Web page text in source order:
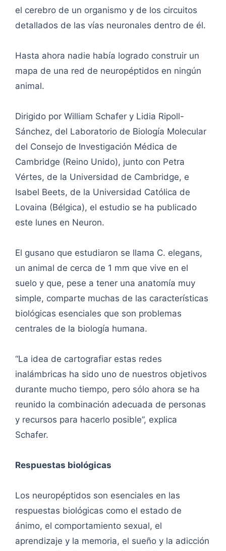
el cerebro de un organismo y de los circuitos
detallados de las vías neuronales dentro de él.
Hasta ahora nadie había logrado construir un
mapa de una red de neuropéptidos en ningún
animal.
Dirigido por William Schafer y Lidia Ripoll-
Sánchez, del Laboratorio de Biología Molecular
del Consejo de Investigación Médica de
Cambridge (Reino Unido), junto con Petra
Vértes, de la Universidad de Cambridge, e
Isabel Beets, de la Universidad Católica de
Lovaina (Bélgica), el estudio se ha publicado
este lunes en Neuron.
El gusano que estudiaron se llama C. elegans,
un animal de cerca de 1 mm que vive en el
suelo y que, pese a tener una anatomía muy
simple, comparte muchas de las características
biológicas esenciales que son problemas
centrales de la biología humana.
“La idea de cartografiar estas redes
inalámbricas ha sido uno de nuestros objetivos
durante mucho tiempo, pero sólo ahora se ha
reunido la combinación adecuada de personas
y recursos para hacerlo posible”, explica
Schafer.
Respuestas biológicas
Los neuropéptidos son esenciales en las
respuestas biológicas como el estado de
ánimo, el comportamiento sexual, el
aprendizaje y la memoria, el sueño y la adicción